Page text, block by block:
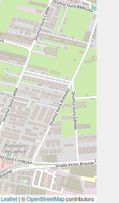
Leaflet| ©OpenStreetMapcontributors